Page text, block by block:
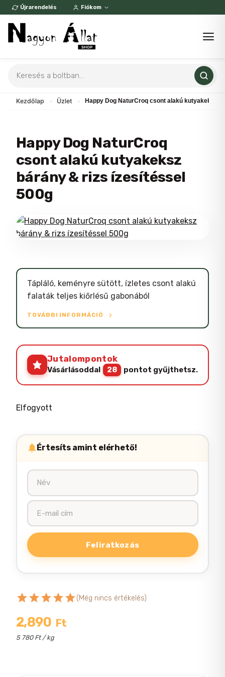
Skip
content
Újrarendelés Fiókom
search
Kezdőlap Üzlet Happy Dog NaturCroq csont alakú kutyakeksz
Happy Dog NaturCroq
csont alakú kutyakeksz
bárány & rizs ízesítéssel
500g
starstarstarstarstar(Még nincs értékelés)
2,890 Ft
5 780 Ft / kg
Tápláló, keményre sütött, ízletes csont alakú
falaták teljes kiőrlésű gabonából
TOVÁBBI INFORMÁCIÓ
Jutalompontok
Vásárlásoddal 28 pontot gyűjthetsz.
Elfogyott
Értesíts amint elérhető!